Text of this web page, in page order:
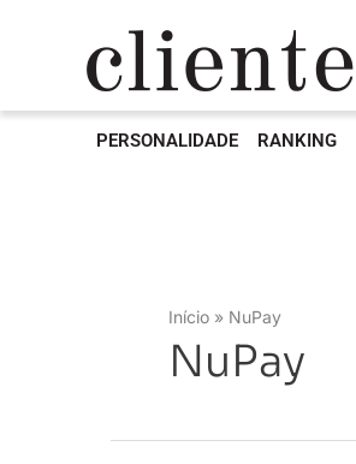
PERSONALIDADE RANKING
Início NuPay
NuPay